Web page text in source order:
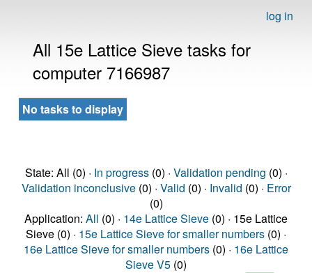
log in
All 15e Lattice Sieve tasks for
computer 7166987
No tasks to display
State: All (0) · In progress(0) · Validation pending (0) ·
Validation inconclusive(0) · Valid (0) · Invalid (0) · Error
(0)
Application: All (0) · 14e Lattice Sieve (0) · 15e Lattice
Sieve (0) · 15e Lattice Sieve for smaller numbers (0) ·
16e Lattice Sieve for smaller numbers (0) · 16e Lattice
Sieve V5 (0)